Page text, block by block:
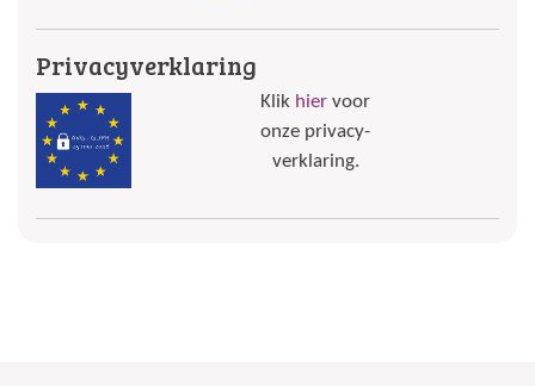
Privacyverklaring
Klik hier voor
onze privacy-
verklaring.